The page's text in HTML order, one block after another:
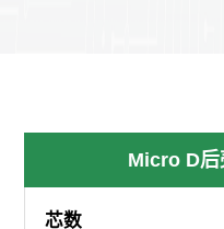
Micro D后
芯数